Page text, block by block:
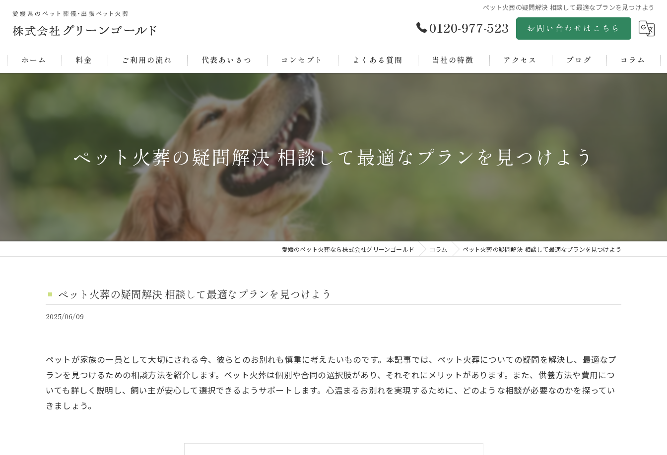
ペット火葬の疑問解決 相談して最適なプランを見つけよう
0120-977-523 お問い合わせはこちら
ホーム 料金 ご利用の流れ 代表あいさつ コンセプト よくある質問 当社の特徴
東温市のペット火葬
アクセス
四国ペットセレモニーオアシス
砥部ペットセレモニー
ブログ コラム
ペット火葬の疑問解決 相談して最適なプランを見つけよう
愛媛のペット火葬なら株式会社グリーンゴールド コラム ペット火葬の疑問解決 相談して最適なプランを見つけよう
ペット火葬の疑問解決 相談して最適なプランを見つけよう
2025/06/09
ペットが家族の一員として大切にされる今、彼らとのお別れも慎重に考えたいものです。本記事では、ペット火葬についての疑問を解決し、最適なプ
ランを見つけるための相談方法を紹介します。ペット火葬は個別や合同の選択肢があり、それぞれにメリットがあります。また、供養方法や費用につ
いても詳しく説明し、飼い主が安心して選択できるようサポートします。心温まるお別れを実現するために、どのような相談が必要なのかを探ってい
きましょう。